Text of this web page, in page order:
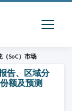
（SoC）市场
告、区域分
额及预测